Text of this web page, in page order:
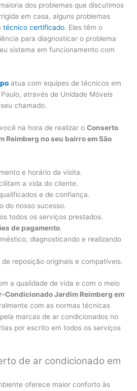
dos problemas que discutimos
em casa, alguns problemas
técnico certificado. Eles têm o
para diagnosticar o problema
sistema em funcionamento com
atua com equipes de técnicos em
através de Unidade Móveis
chamado.
na hora de realizar oConserto
Reimberg no seu bairro em São
e horário da visita.
a vida do cliente.
e de confiança.
do nosso sucesso.
todos os serviços prestados.
de pagamento.
diagnosticando e realizando
reposição originais e compatíveis.
a qualidade de vida e com o meio
Condicionado Jardim Reimberg em
com as normas técnicas
marcas de ar condicionados no
por escrito em todos os serviços
de ar condicionado em
oferece maior conforto às